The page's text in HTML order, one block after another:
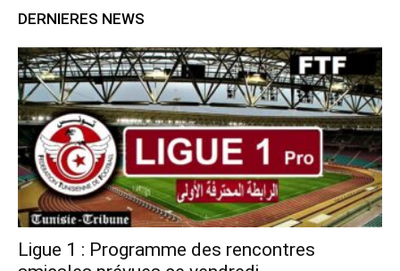
DERNIERES NEWS
Ligue 1 : Programme des rencontres